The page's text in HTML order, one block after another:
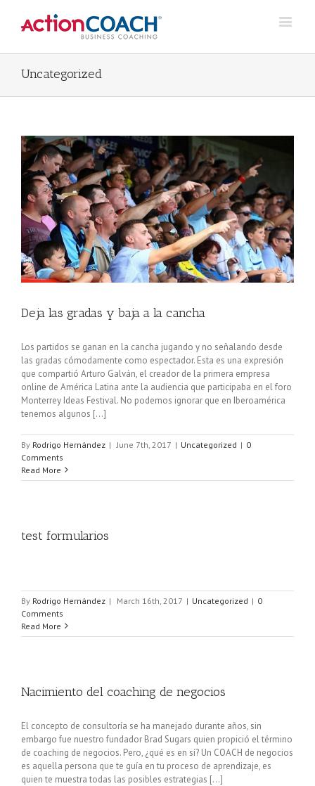
Uncategorized
Deja las gradas y baja a la cancha
Los partidos se ganan en la cancha jugando y no señalando desde
las gradas cómodamente como espectador. Esta es una expresión
que compartió Arturo Galván, el creador de la primera empresa
online de América Latina ante la audiencia que participaba en el foro
Monterrey Ideas Festival. No podemos ignorar que en Iberoamérica
tenemos algunos [...]
By Rodrigo Hernández | June 7th, 2017 | Uncategorized | 0
Comments
Read More
test formularios
By Rodrigo Hernández | March 16th, 2017 | Uncategorized | 0
Comments
Read More
Nacimiento del coaching de negocios
El concepto de consultoría se ha manejado durante años, sin
embargo fue nuestro fundador Brad Sugars quien propició el término
de coaching de negocios. Pero, ¿qué es en sí? Un COACH de negocios
es aquella persona que te guía en tu proceso de aprendizaje, es
quien te muestra todas las posibles estrategias [...]